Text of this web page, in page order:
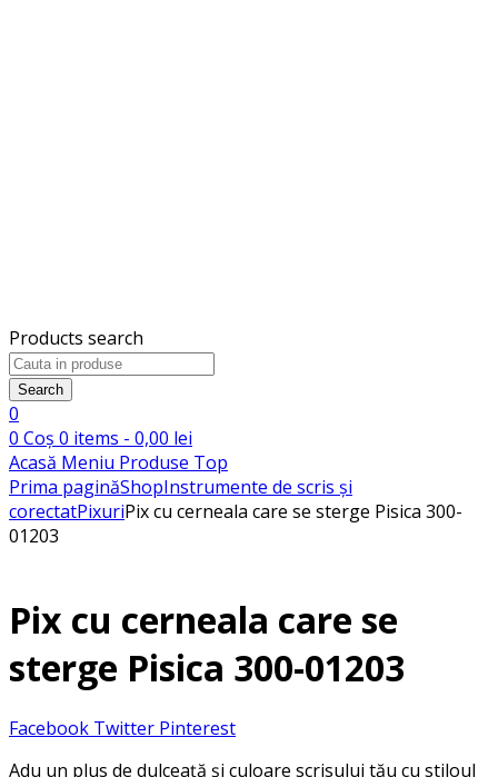
Products search
Search
0
0 Coș 0 items - 0,00 lei
Acasă Meniu Produse Top
Prima paginăShopInstrumente de scris și
corectatPixuriPix cu cerneala care se sterge Pisica 300-
01203
Pix cu cerneala care se
sterge Pisica 300-01203
Facebook Twitter Pinterest
Adu un plus de dulceață și culoare scrisului tău cu stiloul